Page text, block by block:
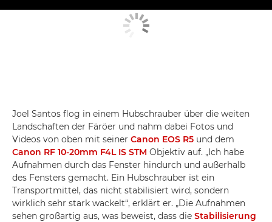
Joel Santos flog in einem Hubschrauber über die weiten
Landschaften der Färöer und nahm dabei Fotos und
Videos von oben mit seiner Canon EOS R5 und dem
Canon RF 10-20mm F4L IS STM Objektiv auf. „Ich habe
Aufnahmen durch das Fenster hindurch und außerhalb
des Fensters gemacht. Ein Hubschrauber ist ein
Transportmittel, das nicht stabilisiert wird, sondern
wirklich sehr stark wackelt“, erklärt er. „Die Aufnahmen
sehen großartig aus, was beweist, dass die Stabilisierung